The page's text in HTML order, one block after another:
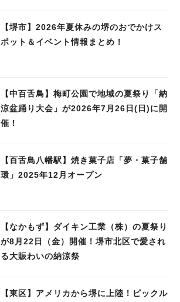
【堺市】2026年夏休みの堺のおでかけス
ポット＆イベント情報まとめ！
【中百舌鳥】梅町公園で地域の夏祭り「納
涼盆踊り大会」が2026年7月26日(日)に開
催！
【百舌鳥八幡駅】焼き菓子店「夢・菓子舗
環」2025年12月オープン
【なかもず】ダイキン工業（株）の夏祭り
が8月22日（金）開催！堺市北区で愛され
る大賑わいの納涼祭
【東区】アメリカから堺に上陸！ピックル